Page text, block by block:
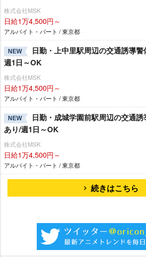
株式会社MSK
日給1万4,500円～
アルバイト・パート / 東京都
NEW
日勤・上中里駅周辺の交通誘導
週1日～OK
株式会社MSK
日給1万4,500円～
アルバイト・パート / 東京都
NEW
日勤・成城学園前駅周辺の交通
あり/週1日～OK
株式会社MSK
日給1万4,500円～
アルバイト・パート / 東京都
続きはこちら